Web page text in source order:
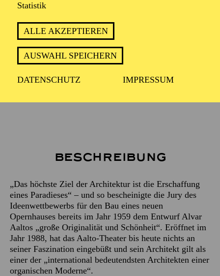
Statistik
ALLE AKZEPTIEREN
AUSWAHL SPEICHERN
DATENSCHUTZ IMPRESSUM
ca. 2 Stunden
Beschreibung
„Das höchste Ziel der Architektur ist die Erschaffung
eines Paradieses“ – und so bescheinigte die Jury des
Ideenwettbewerbs für den Bau eines neuen
Opernhauses bereits im Jahr 1959 dem Entwurf Alvar
Aaltos „große Originalität und Schönheit“. Eröffnet im
Jahr 1988, hat das Aalto-Theater bis heute nichts an
seiner Faszination eingebüßt und sein Architekt gilt als
einer der „international bedeutendsten Architekten einer
organischen Moderne“.